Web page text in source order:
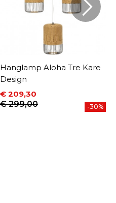
Hanglamp Aloha Tre Kare
Design
Prijs
€ 209,30
Normale prijs
€ 299,00 -30%